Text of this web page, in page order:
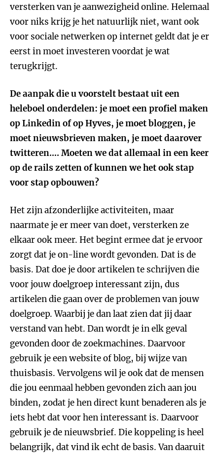
versterken van je aanwezigheid online. Helemaal
voor niks krijg je het natuurlijk niet, want ook
voor sociale netwerken op internet geldt dat je er
eerst in moet investeren voordat je wat
terugkrijgt.
De aanpak die u voorstelt bestaat uit een
heleboel onderdelen: je moet een profiel maken
op Linkedin of op Hyves, je moet bloggen, je
moet nieuwsbrieven maken, je moet daarover
twitteren…. Moeten we dat allemaal in een keer
op de rails zetten of kunnen we het ook stap
voor stap opbouwen?
Het zijn afzonderlijke activiteiten, maar
naarmate je er meer van doet, versterken ze
elkaar ook meer. Het begint ermee dat je ervoor
zorgt dat je on-line wordt gevonden. Dat is de
basis. Dat doe je door artikelen te schrijven die
voor jouw doelgroep interessant zijn, dus
artikelen die gaan over de problemen van jouw
doelgroep. Waarbij je dan laat zien dat jij daar
verstand van hebt. Dan wordt je in elk geval
gevonden door de zoekmachines. Daarvoor
gebruik je een website of blog, bij wijze van
thuisbasis. Vervolgens wil je ook dat de mensen
die jou eenmaal hebben gevonden zich aan jou
binden, zodat je hen direct kunt benaderen als je
iets hebt dat voor hen interessant is. Daarvoor
gebruik je de nieuwsbrief. Die koppeling is heel
belangrijk, dat vind ik echt de basis. Van daaruit